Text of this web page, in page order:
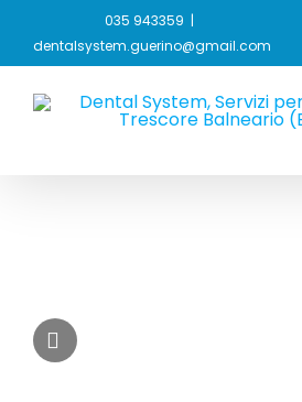
content
035 943359 |
dentalsystem.guerino@gmail.com